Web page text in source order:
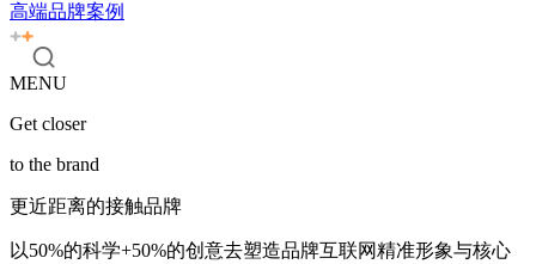
高端品牌案例
MENU
Get closer
to the brand
更近距离的接触品牌
以50%的科学+50%的创意去塑造品牌互联网精准形象与核心